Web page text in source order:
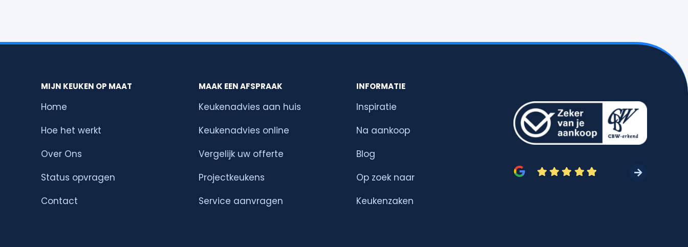
MIJN KEUKEN OP MAAT
Home
Hoe het werkt
Over Ons
Status opvragen
Contact
MAAK EEN AFSPRAAK
Keukenadvies aan huis
Keukenadvies online
Vergelijk uw offerte
Projectkeukens
Service aanvragen
INFORMATIE
Inspiratie
Na aankoop
Blog
Op zoek naar
Keukenzaken